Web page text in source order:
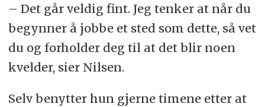
– Det går veldig fint. Jeg tenker at når du
begynner å jobbe et sted som dette, så vet
du og forholder deg til at det blir noen
kvelder, sier Nilsen.
Selv benytter hun gjerne timene etter at